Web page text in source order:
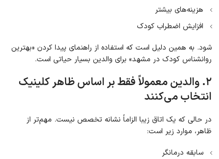
هزینه‌های بیشتر
افزایش اضطراب کودک
شود. به همین دلیل است که استفاده از راهنمای پیدا کردن «بهترین
روانشناس کودک در مشهد» برای والدین بسیار حیاتی است.
۲. والدین معمولاً فقط بر اساس ظاهر کلینیک
انتخاب می‌کنند
در حالی که یک اتاق زیبا الزاماً نشانه تخصص نیست. مهم‌تر از
ظاهر، موارد زیر است:
سابقه درمانگر